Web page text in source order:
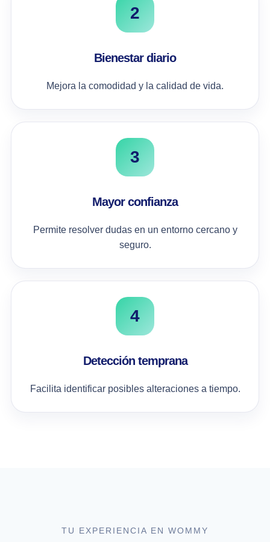
2
Bienestar diario
Mejora la comodidad y la calidad de vida.
3
Mayor confianza
Permite resolver dudas en un entorno cercano y
seguro.
4
Detección temprana
Facilita identificar posibles alteraciones a tiempo.
TU EXPERIENCIA EN WOMMY